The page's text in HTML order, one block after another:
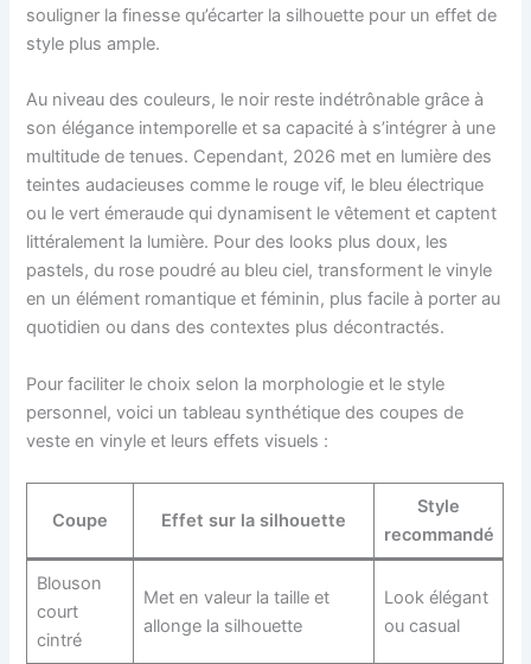
souligner la finesse qu’écarter la silhouette pour un effet de
style plus ample.
Au niveau des couleurs, le noir reste indétrônable grâce à
son élégance intemporelle et sa capacité à s’intégrer à une
multitude de tenues. Cependant, 2026 met en lumière des
teintes audacieuses comme le rouge vif, le bleu électrique
ou le vert émeraude qui dynamisent le vêtement et captent
littéralement la lumière. Pour des looks plus doux, les
pastels, du rose poudré au bleu ciel, transforment le vinyle
en un élément romantique et féminin, plus facile à porter au
quotidien ou dans des contextes plus décontractés.
Pour faciliter le choix selon la morphologie et le style
personnel, voici un tableau synthétique des coupes de
veste en vinyle et leurs effets visuels :
Coupe Effet sur la silhouette
Style
recommandé
Blouson
court
cintré
Met en valeur la taille et
allonge la silhouette
Look élégant
ou casual